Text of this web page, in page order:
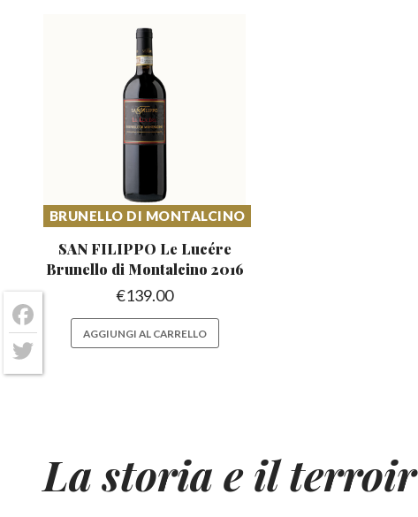
BRUNELLO DI MONTALCINO
SAN FILIPPO Le Lucére
Brunello di Montalcino 2016
€139.00
AGGIUNGI AL CARRELLO
La storia e il terroir
Facebook
Twitter